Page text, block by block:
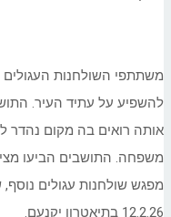
משתתפי השולחנות
להשפיע על עתיד העיר.
אותה רואים בה מקום נהדר
משפחה. התושבים הביעו
מפגש שולחנות עגולים נוסף,
12.2.26 בתיאטרון יקנעם.